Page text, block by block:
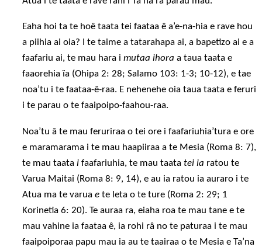
Eaha hoi ta te hoê taata tei faataa ê a’e-na-hia e rave hou
a piihia ai oia? I te taime a tatarahapa ai, a bapetizo ai e a
faafariu ai, te mau hara imutaa ihora a taua taata e
faaorehia ïa (Ohipa 2: 28; Salamo 103: 1-3; 10-12), e tae
noa’tu i te faataa-ê-raa. E nehenehe oia taua taata e feruri
i te parau o te faaipoipo-faahou-raa.
Noa’tu â te mau feruriraa o tei ore i faafariuhia’tura e ore
e maramarama i te mau haapiiraa a te Mesia (Roma 8: 7),
te mau taatai faafariuhia, te mau taatatei ia ratou te
Varua Maitai (Roma 8: 9, 14), e au ia ratou ia auraro i te
Atua ma te varuae te leta o te ture (Roma 2: 29; 1
Korinetia 6: 20). Te auraa ra, eiaha roa te mau tane e te
mau vahine ia faataa ê, ia rohi râ no te paturaa i te mau
faaipoiporaa papu mau ia au te taairaa o te Mesia e Ta’na